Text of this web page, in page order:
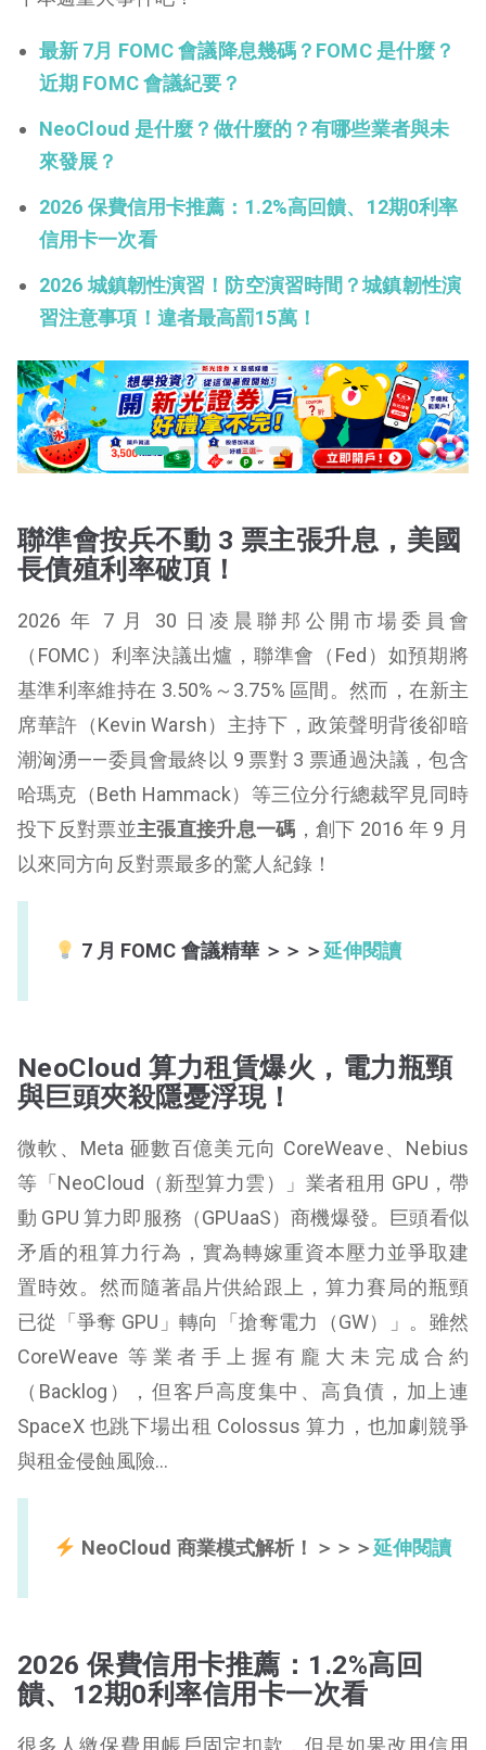
最新 7月 FOMC 會議降息幾碼？FOMC 是什麼？
近期 FOMC 會議紀要？
NeoCloud 是什麼？做什麼的？有哪些業者與未
來發展？
2026 保費信用卡推薦：1.2%高回饋、12期0利率
信用卡一次看
2026 城鎮韌性演習！防空演習時間？城鎮韌性演
習注意事項！違者最高罰15萬！
聯準會按兵不動 3 票主張升息，美國
長債殖利率破頂！
2026 年 7 月 30 日凌晨聯邦公開市場委員會
（FOMC）利率決議出爐，聯準會（Fed）如預期將
基準利率維持在 3.50%～3.75% 區間。然而，在新主
席華許（Kevin Warsh）主持下，政策聲明背後卻暗
潮洶湧——委員會最終以 9 票對 3 票通過決議，包含
哈瑪克（Beth Hammack）等三位分行總裁罕見同時
投下反對票並主張直接升息一碼 ，創下 2016 年 9 月
以來同方向反對票最多的驚人紀錄！
7 月 FOMC 會議精華 ＞＞＞延伸閱讀
NeoCloud 算力租賃爆火，電力瓶頸
與巨頭夾殺隱憂浮現！
微軟、Meta 砸數百億美元向 CoreWeave、Nebius
等「NeoCloud（新型算力雲）」業者租用 GPU，帶
動 GPU 算力即服務（GPUaaS）商機爆發。巨頭看似
矛盾的租算力行為，實為轉嫁重資本壓力並爭取建
置時效。然而隨著晶片供給跟上，算力賽局的瓶頸
已從「爭奪 GPU」轉向「搶奪電力（GW）」。雖然
CoreWeave 等業者手上握有龐大未完成合約
（Backlog），但客戶高度集中、高負債，加上連
SpaceX 也跳下場出租 Colossus 算力，也加劇競爭
與租金侵蝕風險…
NeoCloud 商業模式解析！＞＞＞延伸閱讀
2026 保費信用卡推薦：1.2%高回
饋、12期0利率信用卡一次看
很多人繳保費用帳戶固定扣款，但是如果改用信用